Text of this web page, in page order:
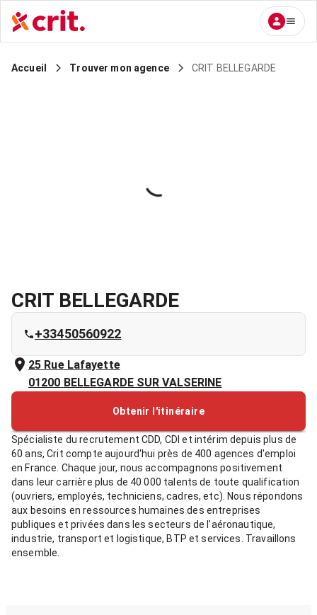
Accueil Trouver mon agence CRIT BELLEGARDE
CRIT BELLEGARDE
+33450560922
25 Rue Lafayette
01200 BELLEGARDE SUR VALSERINE
Obtenir l'itinéraire
Spécialiste du recrutement CDD, CDI et intérim depuis plus de
60 ans, Crit compte aujourd'hui près de 400 agences d'emploi
en France. Chaque jour, nous accompagnons positivement
dans leur carrière plus de 40 000 talents de toute qualification
(ouvriers, employés, techniciens, cadres, etc). Nous répondons
aux besoins en ressources humaines des entreprises
publiques et privées dans les secteurs de l'aéronautique,
industrie, transport et logistique, BTP et services. Travaillons
ensemble.